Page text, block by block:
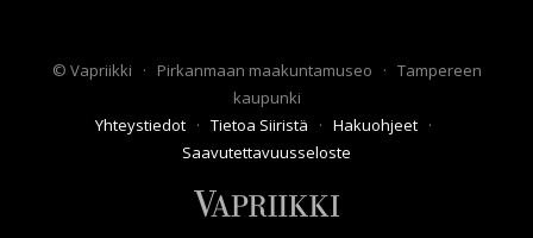
© Vapriikki · Pirkanmaan maakuntamuseo · Tampereen
kaupunki
Yhteystiedot · Tietoa Siiristä · Hakuohjeet ·
Saavutettavuusseloste